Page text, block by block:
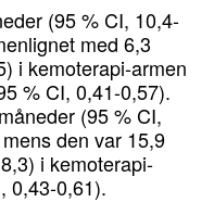
(95 % CI, 10,4-
med 6,3
i kemoterapi-armen
% CI, 0,41-0,57).
(95 % CI,
den var 15,9
i kemoterapi-
0,43-0,61).